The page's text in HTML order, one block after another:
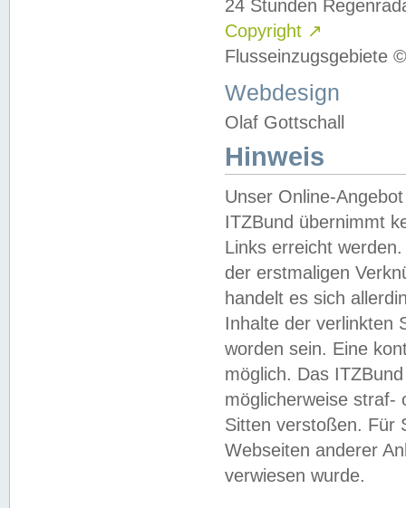
24 Stunden
Copyright ↗
Flusseinzugsgebiete
Webdesign
Olaf Gottschall
Hinweis
Unser Online-
ITZBund übernimmt
Links erreicht
der erstmaligen
handelt es sich
Inhalte der verlinkten
worden sein. Eine
möglich. Das
möglicherweise straf-
Sitten verstoßen. Für
Webseiten anderer
verwiesen wurde.